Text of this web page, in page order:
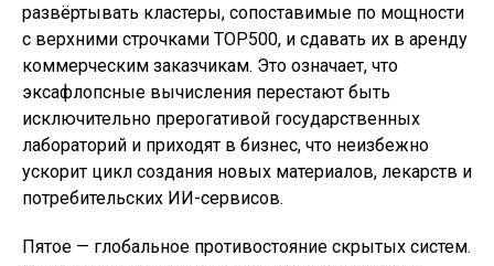
развёртывать кластеры, сопоставимые по мощности
с верхними строчками TOP500, и сдавать их в аренду
коммерческим заказчикам. Это означает, что
эксафлопсные вычисления перестают быть
исключительно прерогативой государственных
лабораторий и приходят в бизнес, что неизбежно
ускорит цикл создания новых материалов, лекарств и
потребительских ИИ-сервисов.
Пятое — глобальное противостояние скрытых систем.